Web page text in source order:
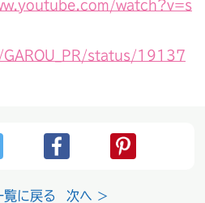
watch?v=s
status/19137
覧に戻る 次へ >